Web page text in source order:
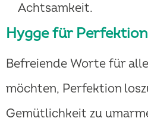
Achtsamkeit.
Hygge für
Befreiende Worte für
möchten, Perfektion
Gemütlichkeit zu